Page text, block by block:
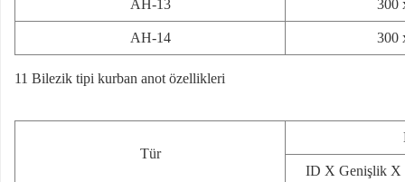
AH-13 300
AH-14 300
11 Bilezik tipi kurban anot özellikleri
Tür
ID X Genişlik X